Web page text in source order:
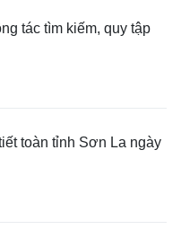
tác tìm kiếm, quy tập
toàn tỉnh Sơn La ngày